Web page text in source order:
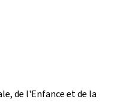
de l'Enfance et de la